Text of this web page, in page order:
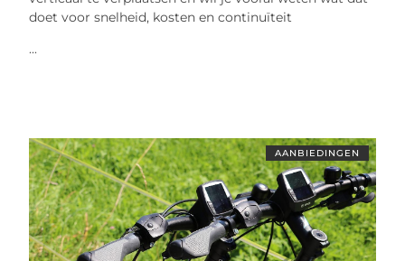
doet voor snelheid, kosten en continuïteit
...
AANBIEDINGEN